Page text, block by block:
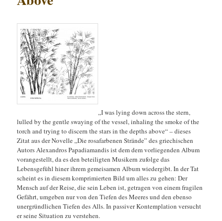
„I was lying down across the stern,
lulled by the gentle swaying of the vessel, inhaling the smoke of the
torch and trying to discern the stars in the depths above“ – dieses
Zitat aus der Novelle „Die rosafarbenen Strände” des griechischen
Autors Alexandros Papadiamandis ist dem dem vorliegenden Album
vorangestellt, da es den beteiligten Musikern zufolge das
Lebensgefühl hiner ihrem gemeisamen Album wiedergibt. In der Tat
scheint es in diesem komprimierten Bild um alles zu gehen: Der
Mensch aufder Reise, die sein Leben ist, getragen von einem fragilen
Gefährt, umgeben nur von den Tiefen des Meeres und den ebenso
unergründlichen Tiefen des Alls. In passiver Kontemplation versucht
er seine Situation zu verstehen.